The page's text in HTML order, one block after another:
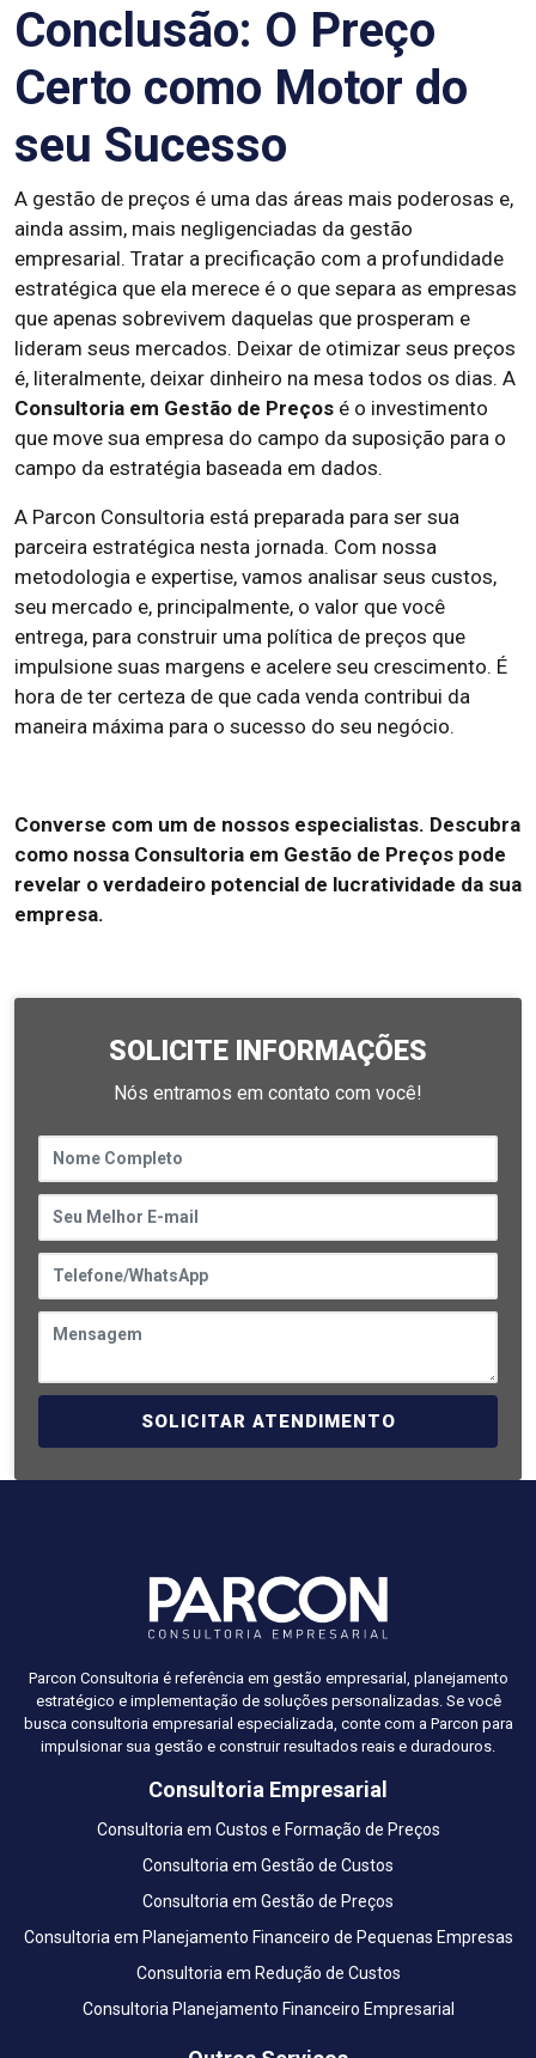
Conclusão: O Preço
Certo como Motor do
seu Sucesso
A gestão de preços é uma das áreas mais poderosas e,
ainda assim, mais negligenciadas da gestão
empresarial. Tratar a precificação com a profundidade
estratégica que ela merece é o que separa as empresas
que apenas sobrevivem daquelas que prosperam e
lideram seus mercados. Deixar de otimizar seus preços
é, literalmente, deixar dinheiro na mesa todos os dias. A
Consultoria em Gestão de Preços é o investimento
que move sua empresa do campo da suposição para o
campo da estratégia baseada em dados.
A Parcon Consultoria está preparada para ser sua
parceira estratégica nesta jornada. Com nossa
metodologia e expertise, vamos analisar seus custos,
seu mercado e, principalmente, o valor que você
entrega, para construir uma política de preços que
impulsione suas margens e acelere seu crescimento. É
hora de ter certeza de que cada venda contribui da
maneira máxima para o sucesso do seu negócio.
Converse com um de nossos especialistas. Descubra
como nossa Consultoria em Gestão de Preços pode
revelar o verdadeiro potencial de lucratividade da sua
empresa.
SOLICITE INFORMAÇÕES
Nós entramos em contato com você!
SOLICITAR ATENDIMENTO
Parcon Consultoria é referência em gestão empresarial, planejamento
estratégico e implementação de soluções personalizadas. Se você
busca consultoria empresarial especializada, conte com a Parcon para
impulsionar sua gestão e construir resultados reais e duradouros.
Consultoria Empresarial
Consultoria em Custos e Formação de Preços
Consultoria em Gestão de Custos
Consultoria em Gestão de Preços
Consultoria em Planejamento Financeiro de Pequenas Empresas
Consultoria em Redução de Custos
Consultoria Planejamento Financeiro Empresarial